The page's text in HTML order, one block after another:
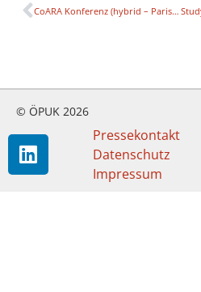
CoARA Konferenz (hybrid – Paris, Frankreich)
© ÖPUK 2026
Pressekontakt
Datenschutz
Impressum